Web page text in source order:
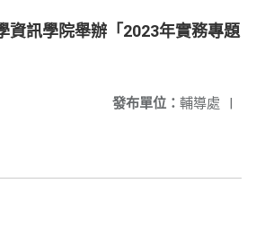
資訊學院舉辦「2023年實務專題
發布單位： 輔導處 |